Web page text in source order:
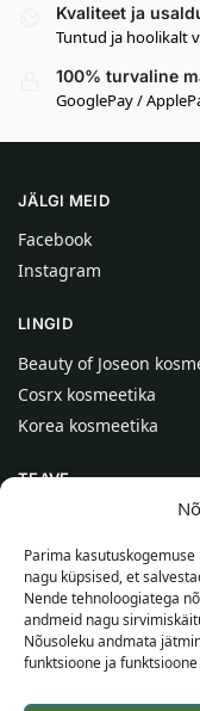
Parima
nagu küpsised, et
Nende tehnoloogiatega
andmeid nagu
Nõusoleku andmata
funktsioone ja
Kvaliteet ja
Tuntud ja hoolikalt
100% turvaline
GooglePay /
JÄLGI MEID
Facebook
Instagram
LINGID
Beauty of Joseon
Cosrx kosmeetika
Korea kosmeetika
TEAVE
Kontaktid
Abi
TEAVE OSTJALE
Tarnetingimused
Tingimused